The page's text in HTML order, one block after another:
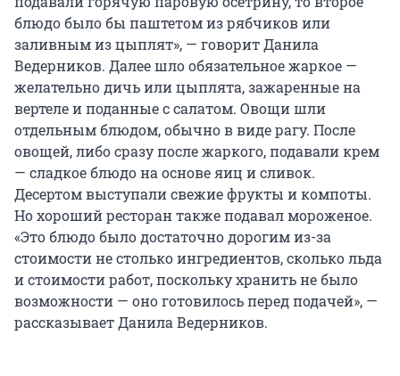
блюдо было бы паштетом из рябчиков или
заливным из цыплят», — говорит Данила
Ведерников. Далее шло обязательное жаркое —
желательно дичь или цыплята, зажаренные на
вертеле и поданные с салатом. Овощи шли
отдельным блюдом, обычно в виде рагу. После
овощей, либо сразу после жаркого, подавали крем
— сладкое блюдо на основе яиц и сливок.
Десертом выступали свежие фрукты и компоты.
Но хороший ресторан также подавал мороженое.
«Это блюдо было достаточно дорогим из-за
стоимости не столько ингредиентов, сколько льда
и стоимости работ, поскольку хранить не было
возможности — оно готовилось перед подачей», —
рассказывает Данила Ведерников.